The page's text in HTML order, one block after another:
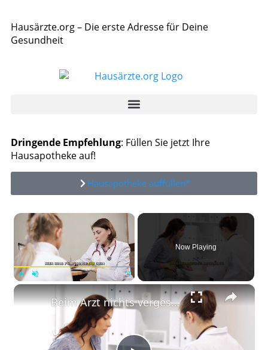
Hausärzte.org – Die erste Adresse für Deine
Gesundheit
Dringende Empfehlung: Füllen Sie jetzt Ihre
Hausapotheke auf!
Hausapotheke auffüllen*
×
Now Playing
×
Beim Arzt nichts vergessen - Diese 5 Infos sind entscheidend!